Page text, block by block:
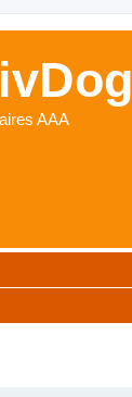
AAA